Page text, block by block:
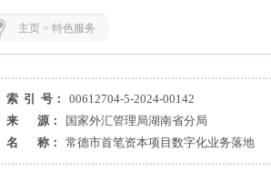
主页> 特色服务
索 引 号：
00612704-5-2024-00142
来 源：
国家外汇管理局湖南省分局
名 称：
常德市首笔资本项目数字化业务落地